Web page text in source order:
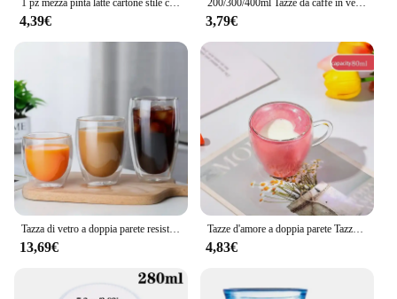
4,39€ 3,79€
13,69€
Tazze d'amore a doppia parete Tazze da caffè in vetro borosilicato alto con manico Tazze da acqua per succo di latte a forma di cuore Regalo di San Valentino
4,83€